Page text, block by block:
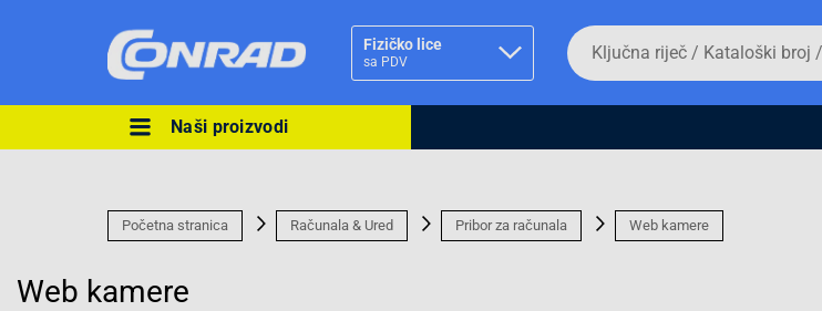
Fizičko lice
sa PDV
Ova postavka prilagođava asortiman proizvoda i
Da
biste
potražili
proizvod,
broj,
EAN
ili
Naši proizvodi
Početna stranica Računala & Ured Pribor za računala Web kamere
Web kamere